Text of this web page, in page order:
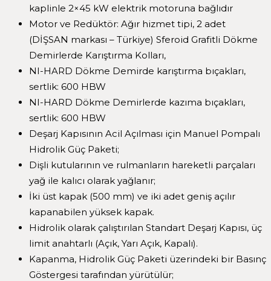
kaplinle 2×45 kW elektrik motoruna bağlıdır
Motor ve Redüktör: Ağır hizmet tipi, 2 adet
(DİŞSAN markası – Türkiye) Sferoid Grafitli Dökme
Demirlerde Karıştırma Kolları,
NI-HARD Dökme Demirde karıştırma bıçakları,
sertlik: 600 HBW
NI-HARD Dökme Demirlerde kazıma bıçakları,
sertlik: 600 HBW
Deşarj Kapısının Acil Açılması için Manuel Pompalı
Hidrolik Güç Paketi;
Dişli kutularının ve rulmanların hareketli parçaları
yağ ile kalıcı olarak yağlanır;
İki üst kapak (500 mm) ve iki adet geniş açılır
kapanabilen yüksek kapak.
Hidrolik olarak çalıştırılan Standart Deşarj Kapısı, üç
limit anahtarlı (Açık, Yarı Açık, Kapalı).
Kapanma, Hidrolik Güç Paketi üzerindeki bir Basınç
Göstergesi tarafından yürütülür;